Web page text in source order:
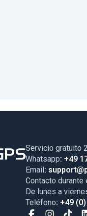
Servicio gratuito
Whatsapp: +49
Email :
Contacto durante
De lunes a
Teléfono: +49